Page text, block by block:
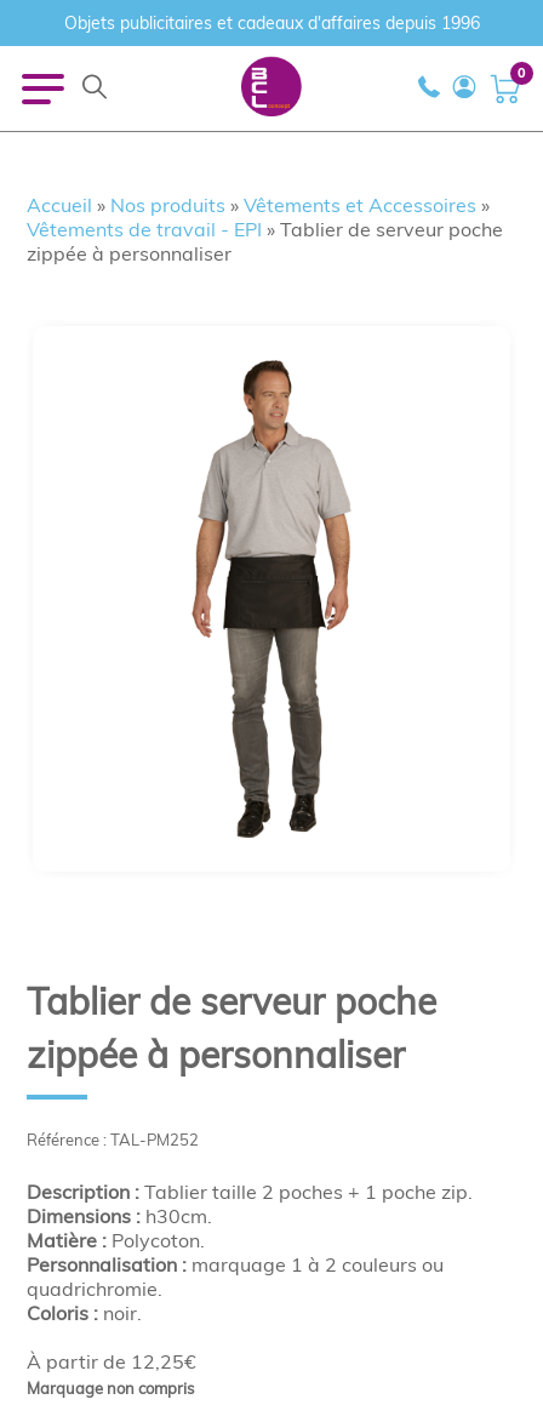
Objets publicitaires et cadeaux d'affaires depuis 1996
0
Accueil » Nos produits »Vêtements et Accessoires »
Vêtements de travail - EPI »Tablier de serveur poche
zippée à personnaliser
Référence : TAL-PM252
À partir de 12,25€
Marquage non compris
Tablier de serveur poche
zippée à personnaliser
Description : Tablier taille 2 poches + 1 poche zip.
Dimensions : h30cm.
Matière : Polycoton.
Personnalisation : marquage 1 à 2 couleurs ou
quadrichromie.
Coloris : noir.